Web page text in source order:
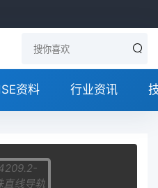
资料 行业资讯